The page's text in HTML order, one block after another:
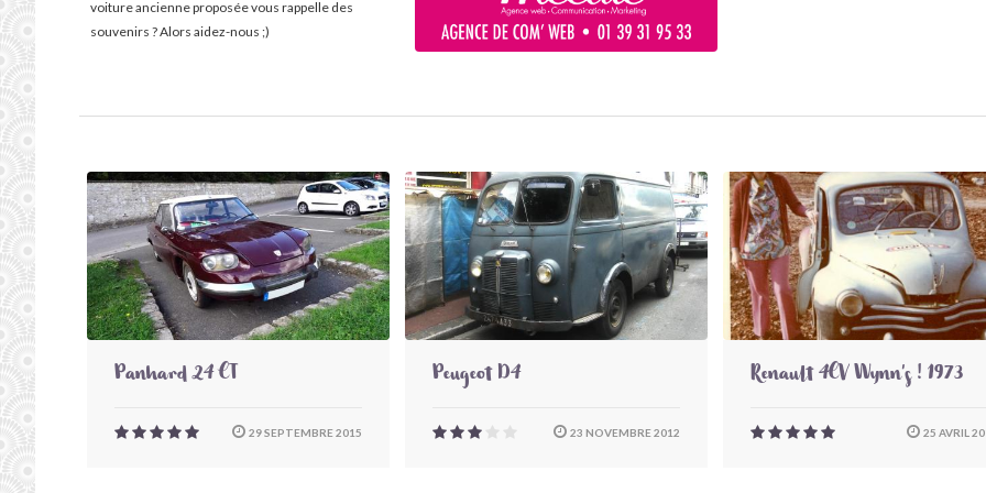
voiture ancienne proposée vous rappelle des
souvenirs ? Alors aidez-nous ;)
Panhard 24 CT
29 SEPTEMBRE 2015
Peugeot D4
23 NOVEMBRE 2012
Renault 4CV Wynn's ! 1973
25 AVRIL